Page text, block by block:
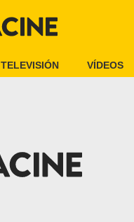
TELEVISIÓN VÍDEOS